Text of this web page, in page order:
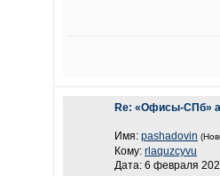
Re: «Офисы-СПб»
Имя: pashadovin
Кому: rlaquzcyvu
Дата: 6 февраля